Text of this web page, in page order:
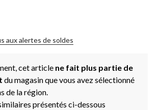
aux alertes de soldes
cet article ne fait plus partie de
du magasin que vous avez sélectionné
de la région.
présentés ci-dessous